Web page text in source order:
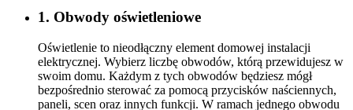
1. Obwody oświetleniowe
Oświetlenie to nieodłączny element domowej instalacji
elektrycznej. Wybierz liczbę obwodów, którą przewidujesz w
swoim domu. Każdym z tych obwodów będziesz mógł
bezpośrednio sterować za pomocą przycisków naściennych,
paneli, scen oraz innych funkcji. W ramach jednego obwodu